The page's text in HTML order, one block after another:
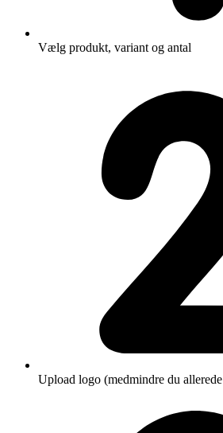
Vælg produkt, variant og antal
Upload logo (medmindre du